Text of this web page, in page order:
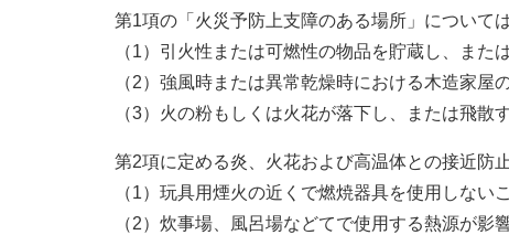
第1項の「火災予防上支障のある場所」について
（1）引火性または可燃性の物品を貯蔵し、また
（2）強風時または異常乾燥時における木造家屋
（3）火の粉もしくは火花が落下し、または飛散
第2項に定める炎、火花および高温体との接近防
（1）玩具用煙火の近くで燃焼器具を使用しないこ
（2）炊事場、風呂場などてで使用する熱源が